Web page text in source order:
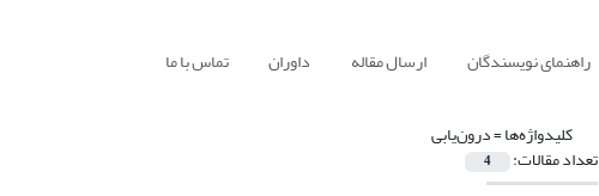
راهنمای نویسندگان ارسال مقاله داوران تماس با ما
کلیدواژه‌ها =درون‌یابی
تعداد مقالات: 4